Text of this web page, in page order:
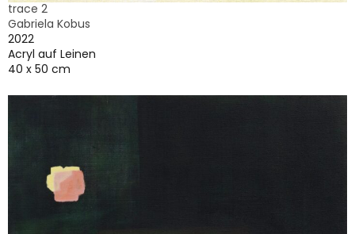
trace 2
Gabriela Kobus
2022
Acryl auf Leinen
40 x 50 cm